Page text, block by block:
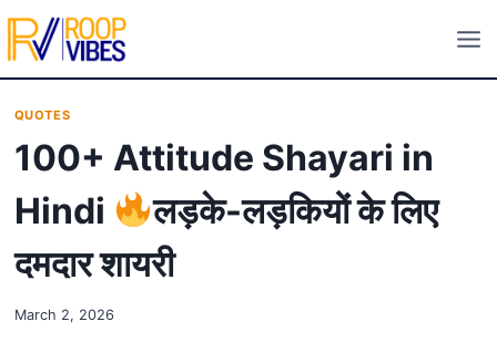
Skip
to
content
QUOTES
100+ Attitude Shayari in
Hindi
लड़के-लड़कियों के लिए
दमदार शायरी
March 2, 2026